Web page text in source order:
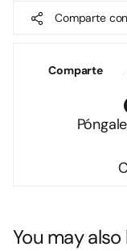
Comparte
Comparte
You may also